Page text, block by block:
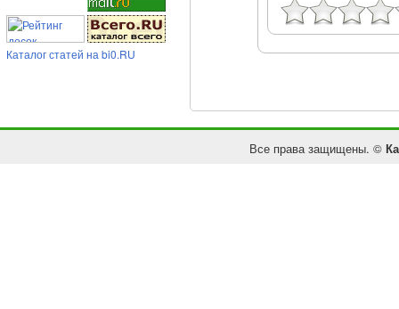
Каталог статей на bi0.RU
Все права защищены. ©